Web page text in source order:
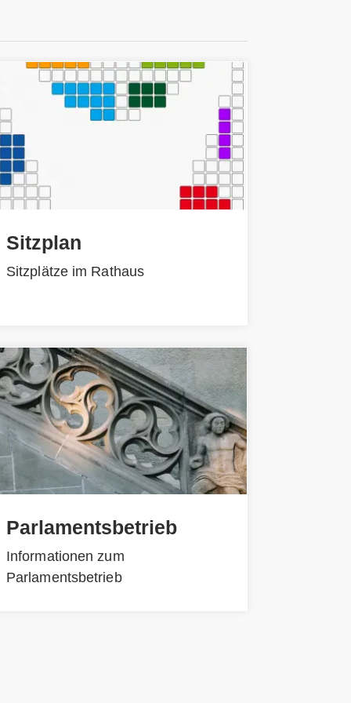
Sitzplan
Sitzplätze im Rathaus
Parlamentsbetrieb
Informationen zum
Parlamentsbetrieb